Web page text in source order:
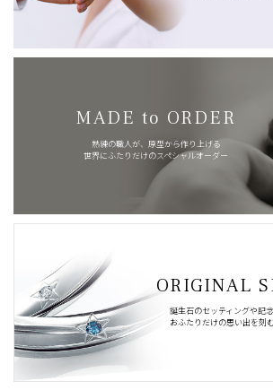
MADE to ORDER
熟練の職人が、原型から作り上げる
世界にふたりだけのスペシャルオーダー
ORIGINAL
誕生石のセッティングや記
おふたりだけの思い出を刻